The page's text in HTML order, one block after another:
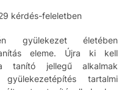
kérdés-feleletben
gyülekezet életében
eleme. Újra ki kell
tanító jellegű alkalmak
tartalmi